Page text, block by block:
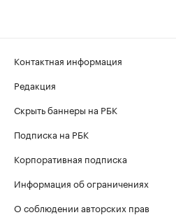
Контактная информация
Редакция
Скрыть баннеры на РБК
Подписка на РБК
Корпоративная подписка
Информация об ограничениях
О соблюдении авторских прав